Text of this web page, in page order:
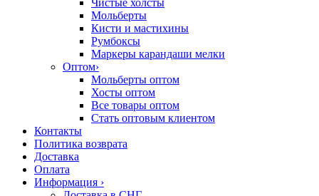
Чистые холсты
Мольберты
Кисти и мастихины
Румбоксы
Маркеры карандаши мелки
Оптом›
Мольберты оптом
Хосты оптом
Все товары оптом
Стать оптовым клиентом
Контакты
Политика возврата
Доставка
Оплата
Информация ›